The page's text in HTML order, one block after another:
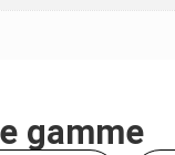
gamme